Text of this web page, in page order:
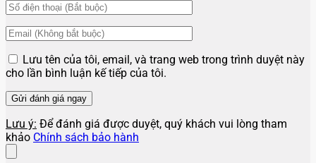
Lưu tên của tôi, email, và trang web trong trình duyệt này
cho lần bình luận kế tiếp của tôi.
Lưu ý: Để đánh giá được duyệt, quý khách vui lòng tham
khảo Chính sách bảo hành